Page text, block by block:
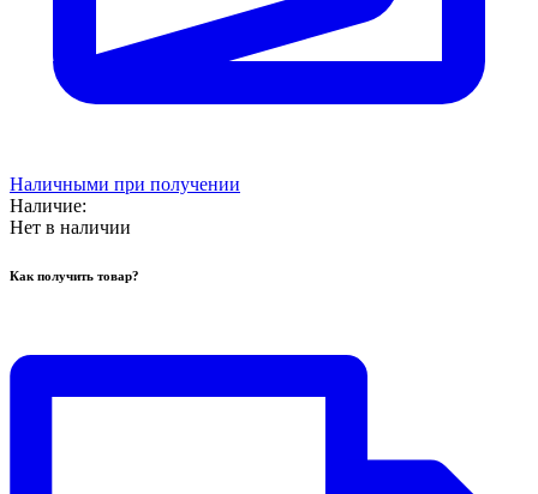
Наличными при получении
Наличие:
Нет в наличии
Как получить товар?